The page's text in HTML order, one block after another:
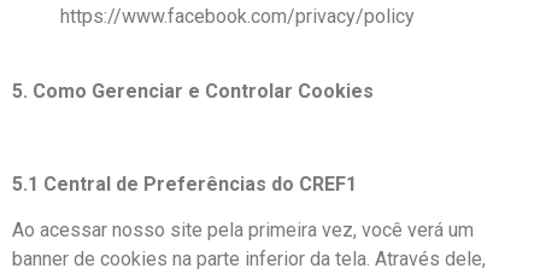
https://www.facebook.com/privacy/policy
5. Como Gerenciar e Controlar Cookies
5.1 Central de Preferências do CREF1
Ao acessar nosso site pela primeira vez, você verá um
banner de cookies na parte inferior da tela. Através dele,